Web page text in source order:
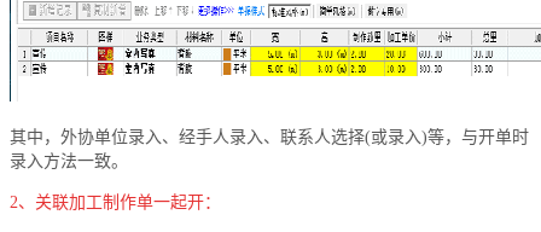
其中，外协单位录入、经手人录入、联系人选择(或录入)等，与开单时
录入方法一致。
2、关联加工制作单一起开：